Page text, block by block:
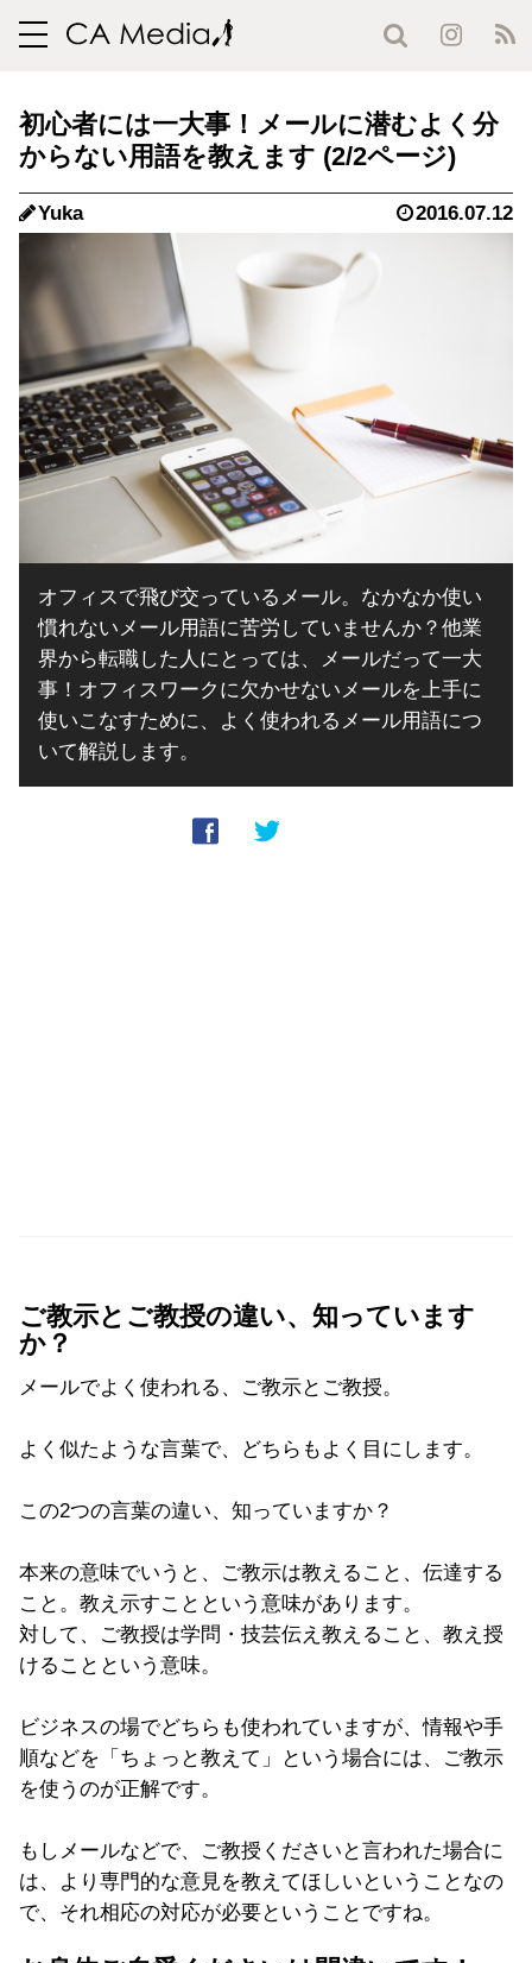
toggle
初心者には一大事！メールに潜むよく分
からない用語を教えます (2/2ページ)
Yuka 2016.07.12
オフィスで飛び交っているメール。なかなか使い
慣れないメール用語に苦労していませんか？他業
界から転職した人にとっては、メールだって一大
事！オフィスワークに欠かせないメールを上手に
使いこなすために、よく使われるメール用語につ
いて解説します。
ご教示とご教授の違い、知っています
か？
メールでよく使われる、ご教示とご教授。
よく似たような言葉で、どちらもよく目にします。
この2つの言葉の違い、知っていますか？
本来の意味でいうと、ご教示は教えること、伝達する
こと。教え示すことという意味があります。
対して、ご教授は学問・技芸伝え教えること、教え授
けることという意味。
ビジネスの場でどちらも使われていますが、情報や手
順などを「ちょっと教えて」という場合には、ご教示
を使うのが正解です。
もしメールなどで、ご教授くださいと言われた場合に
は、より専門的な意見を教えてほしいということなの
で、それ相応の対応が必要ということですね。